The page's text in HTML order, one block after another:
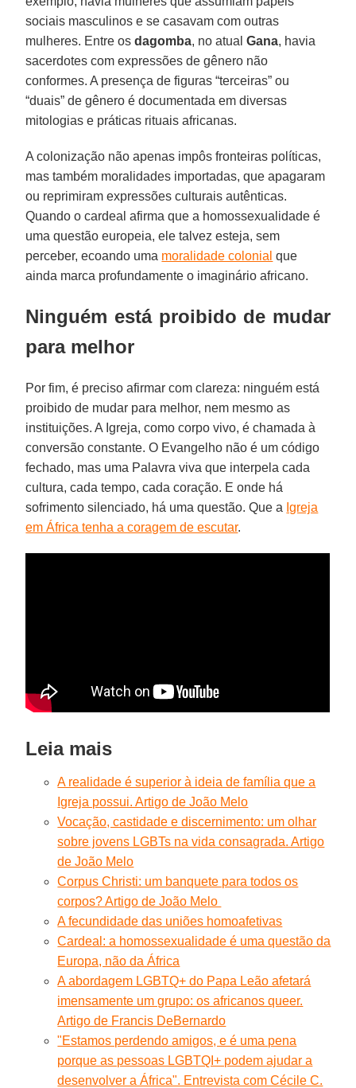
sociais masculinos e se casavam com outras
mulheres. Entre osdagomba, no atualGana, havia
sacerdotes com expressões de gênero não
conformes. A presença de figuras “terceiras” ou
“duais” de gênero é documentada em diversas
mitologias e práticas rituais africanas.
A colonização não apenas impôs fronteiras políticas,
mas também moralidades importadas, que apagaram
ou reprimiram expressões culturais autênticas.
Quando o cardeal afirma que a homossexualidade é
uma questão europeia, ele talvez esteja, sem
perceber, ecoando uma moralidade colonial que
ainda marca profundamente o imaginário africano.
Ninguém está proibido de mudar
para melhor
Por fim, é preciso afirmar com clareza: ninguém está
proibido de mudar para melhor, nem mesmo as
instituições. A Igreja, como corpo vivo, é chamada à
conversão constante. O Evangelho não é um código
fechado, mas uma Palavra viva que interpela cada
cultura, cada tempo, cada coração. E onde há
sofrimento silenciado, há uma questão. Que a Igreja
em África tenha a coragem de escutar.
Leia mais
A realidade é superior à ideia de família que a
Igreja possui. Artigo de João Melo
Vocação, castidade e discernimento: um olhar
sobre jovens LGBTs na vida consagrada. Artigo
de João Melo
Corpus Christi: um banquete para todos os
corpos? Artigo de João Melo
A fecundidade das uniões homoafetivas
Cardeal: a homossexualidade é uma questão da
Europa, não da África
A abordagem LGBTQ+ do Papa Leão afetará
imensamente um grupo: os africanos queer.
Artigo de Francis DeBernardo
"Estamos perdendo amigos, e é uma pena
porque as pessoas LGBTQI+ podem ajudar a
desenvolver a África". Entrevista com Cécile C.